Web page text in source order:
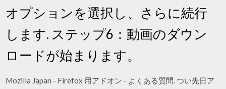
オプションを選択し、さらに続行
します. ステップ6：動画のダウン
ロードが始まります。
Mozilla Japan - Firefox 用アドオン - よくある質問. つい先日ア